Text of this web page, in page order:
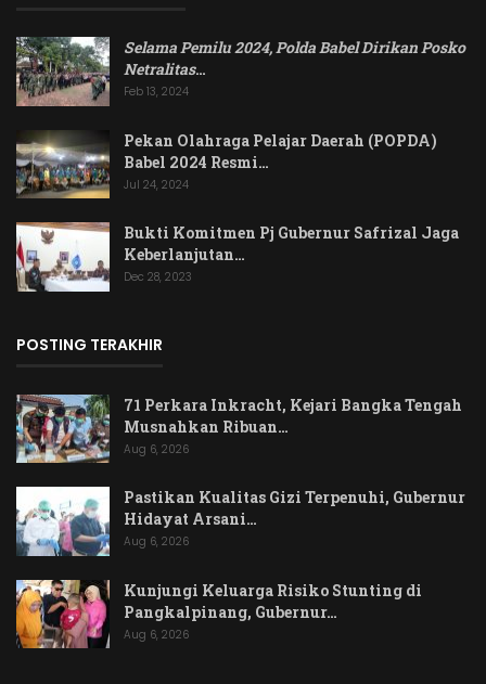
Selama Pemilu 2024, Polda Babel Dirikan Posko
Netralitas…
Feb 13, 2024
Pekan Olahraga Pelajar Daerah (POPDA)
Babel 2024 Resmi…
Jul 24, 2024
Bukti Komitmen Pj Gubernur Safrizal Jaga
Keberlanjutan…
Dec 28, 2023
POSTING TERAKHIR
71 Perkara Inkracht, Kejari Bangka Tengah
Musnahkan Ribuan…
Aug 6, 2026
Pastikan Kualitas Gizi Terpenuhi, Gubernur
Hidayat Arsani…
Aug 6, 2026
Kunjungi Keluarga Risiko Stunting di
Pangkalpinang, Gubernur…
Aug 6, 2026